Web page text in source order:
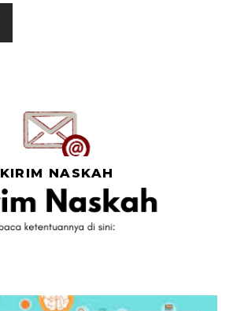
KIRIM NASKAH